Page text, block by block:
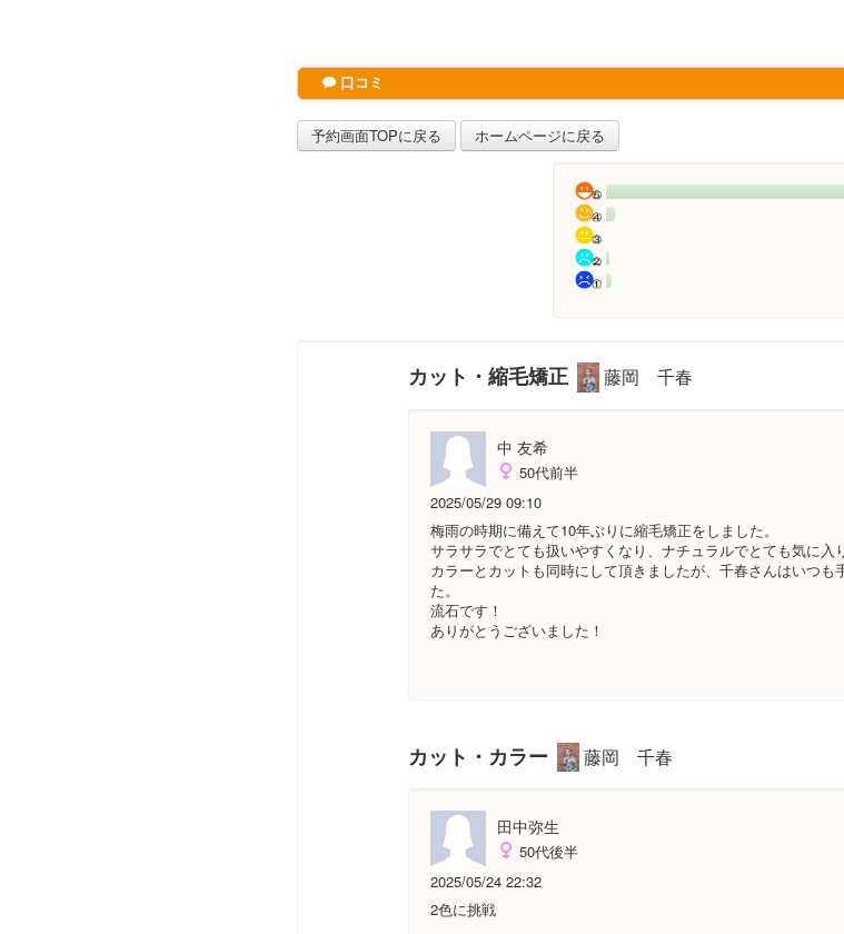
口コミ
予約画面TOPに戻る ホームページに戻る
カット・縮毛矯正 藤岡 千春
中 友希
50代前半
2025/05/29 09:10
梅雨の時期に備えて10年ぶりに縮毛矯正をしました。
サラサラでとても扱いやすくなり、ナチュラルでとても気に入
カラーとカットも同時にして頂きましたが、千春さんはいつも
た。
流石です！
ありがとうございました！
カット・カラー 藤岡 千春
田中弥生
50代後半
2025/05/24 22:32
2色に挑戦